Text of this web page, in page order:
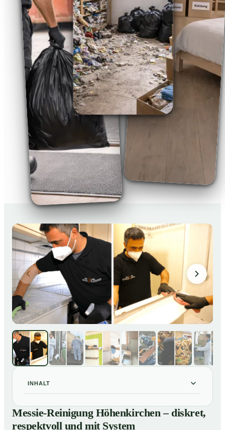
INHALT
Messie-Reinigung Höhenkirchen – diskret, respektvoll
und mit System
Messie-Reinigung Höhenkirchen – diskret,
respektvoll und mit System